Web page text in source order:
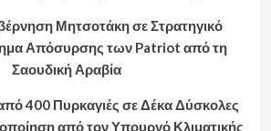
Μητσοτάκη σε Στρατηγικό
Απόσυρσης των Patriot από τη
Σαουδική Αραβία
400 Πυρκαγιές σε Δέκα Δύσκολες
από τον Υπουργό Κλιματικής